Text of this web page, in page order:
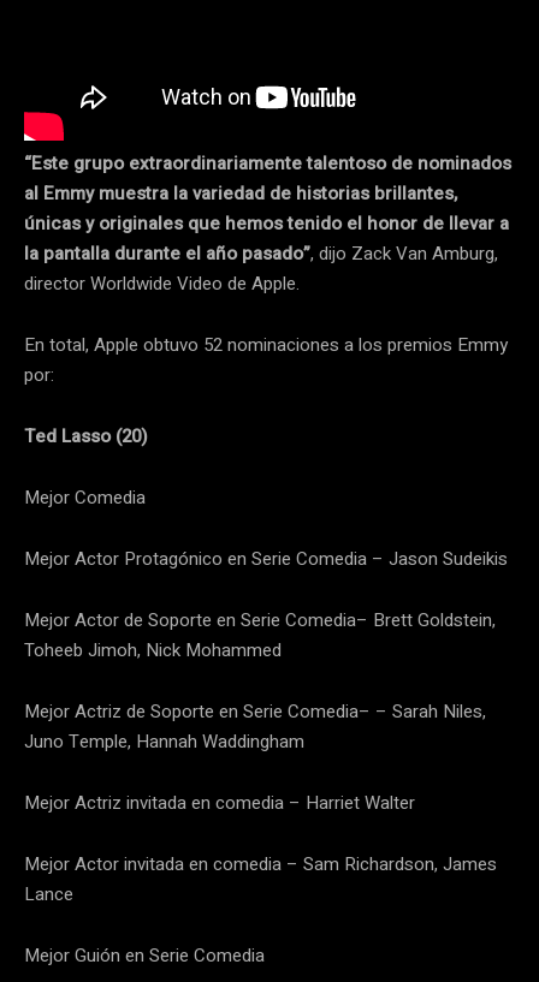
“Este grupo extraordinariamente talentoso de nominados
al Emmy muestra la variedad de historias brillantes,
únicas y originales que hemos tenido el honor de llevar a
la pantalla durante el año pasado”, dijo Zack Van Amburg,
director Worldwide Video de Apple.
En total, Apple obtuvo 52 nominaciones a los premios Emmy
por:
Ted Lasso (20)
Mejor Comedia
Mejor Actor Protagónico en Serie Comedia – Jason Sudeikis
Mejor Actor de Soporte en Serie Comedia– Brett Goldstein,
Toheeb Jimoh, Nick Mohammed
Mejor Actriz de Soporte en Serie Comedia– – Sarah Niles,
Juno Temple, Hannah Waddingham
Mejor Actriz invitada en comedia – Harriet Walter
Mejor Actor invitada en comedia – Sam Richardson, James
Lance
Mejor Guión en Serie Comedia